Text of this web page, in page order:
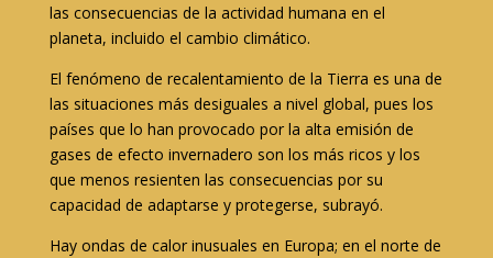
las consecuencias de la actividad humana en el
planeta, incluido el cambio climático.
El fenómeno de recalentamiento de la Tierra es una de
las situaciones más desiguales a nivel global, pues los
países que lo han provocado por la alta emisión de
gases de efecto invernadero son los más ricos y los
que menos resienten las consecuencias por su
capacidad de adaptarse y protegerse, subrayó.
Hay ondas de calor inusuales en Europa; en el norte de